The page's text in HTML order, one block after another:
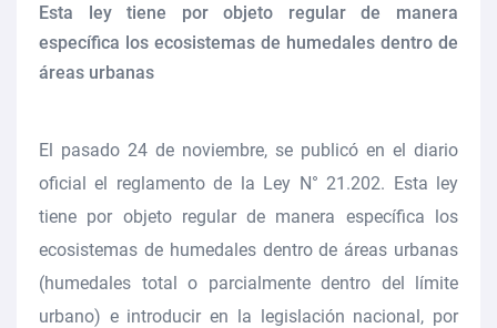
Esta ley tiene por objeto regular de manera
específica los ecosistemas de humedales dentro de
áreas urbanas
El pasado 24 de noviembre, se publicó en el diario
oficial el reglamento de la Ley N° 21.202. Esta ley
tiene por objeto regular de manera específica los
ecosistemas de humedales dentro de áreas urbanas
(humedales total o parcialmente dentro del límite
urbano) e introducir en la legislación nacional, por